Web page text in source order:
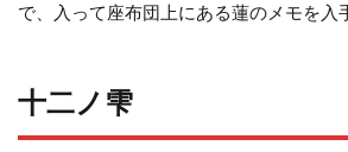
で、入って座布団上にある蓮のメモを入
十二ノ雫